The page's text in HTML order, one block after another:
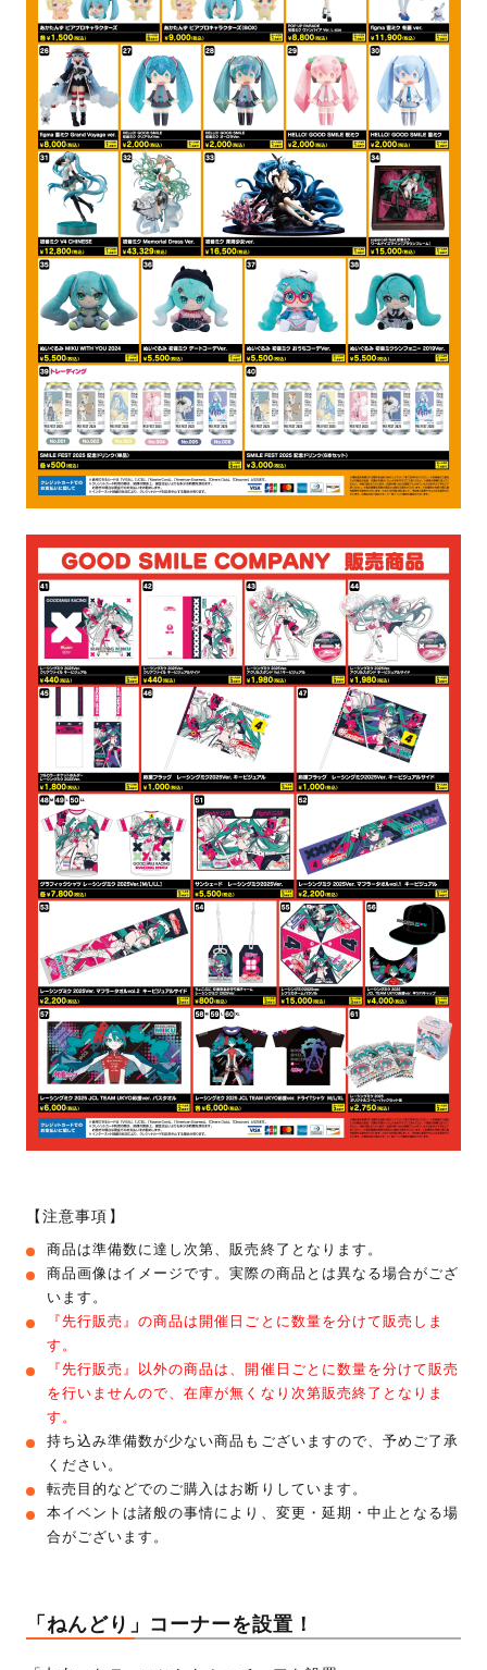
【注意事項】
商品は準備数に達し次第、販売終了となります。
商品画像はイメージです。実際の商品とは異なる場合がござ
います。
『先行販売』の商品は開催日ごとに数量を分けて販売しま
す。
『先行販売』以外の商品は、開催日ごとに数量を分けて販売
を行いませんので、在庫が無くなり次第販売終了となりま
す。
持ち込み準備数が少ない商品もございますので、予めご了承
ください。
転売目的などでのご購入はお断りしています。
本イベントは諸般の事情により、変更・延期・中止となる場
合がございます。
「ねんどり」コーナーを設置！